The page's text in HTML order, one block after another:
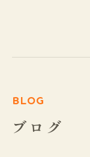
BLOG
ブログ